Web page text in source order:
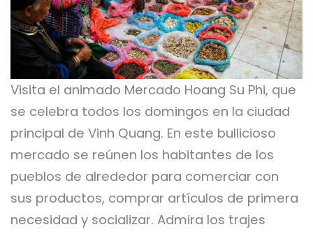
Visita el animado Mercado Hoang Su Phi, que
se celebra todos los domingos en la ciudad
principal de Vinh Quang. En este bullicioso
mercado se reúnen los habitantes de los
pueblos de alrededor para comerciar con
sus productos, comprar artículos de primera
necesidad y socializar. Admira los trajes